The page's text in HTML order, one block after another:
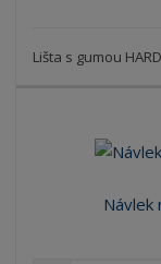
Lišta s gumou
Návlek